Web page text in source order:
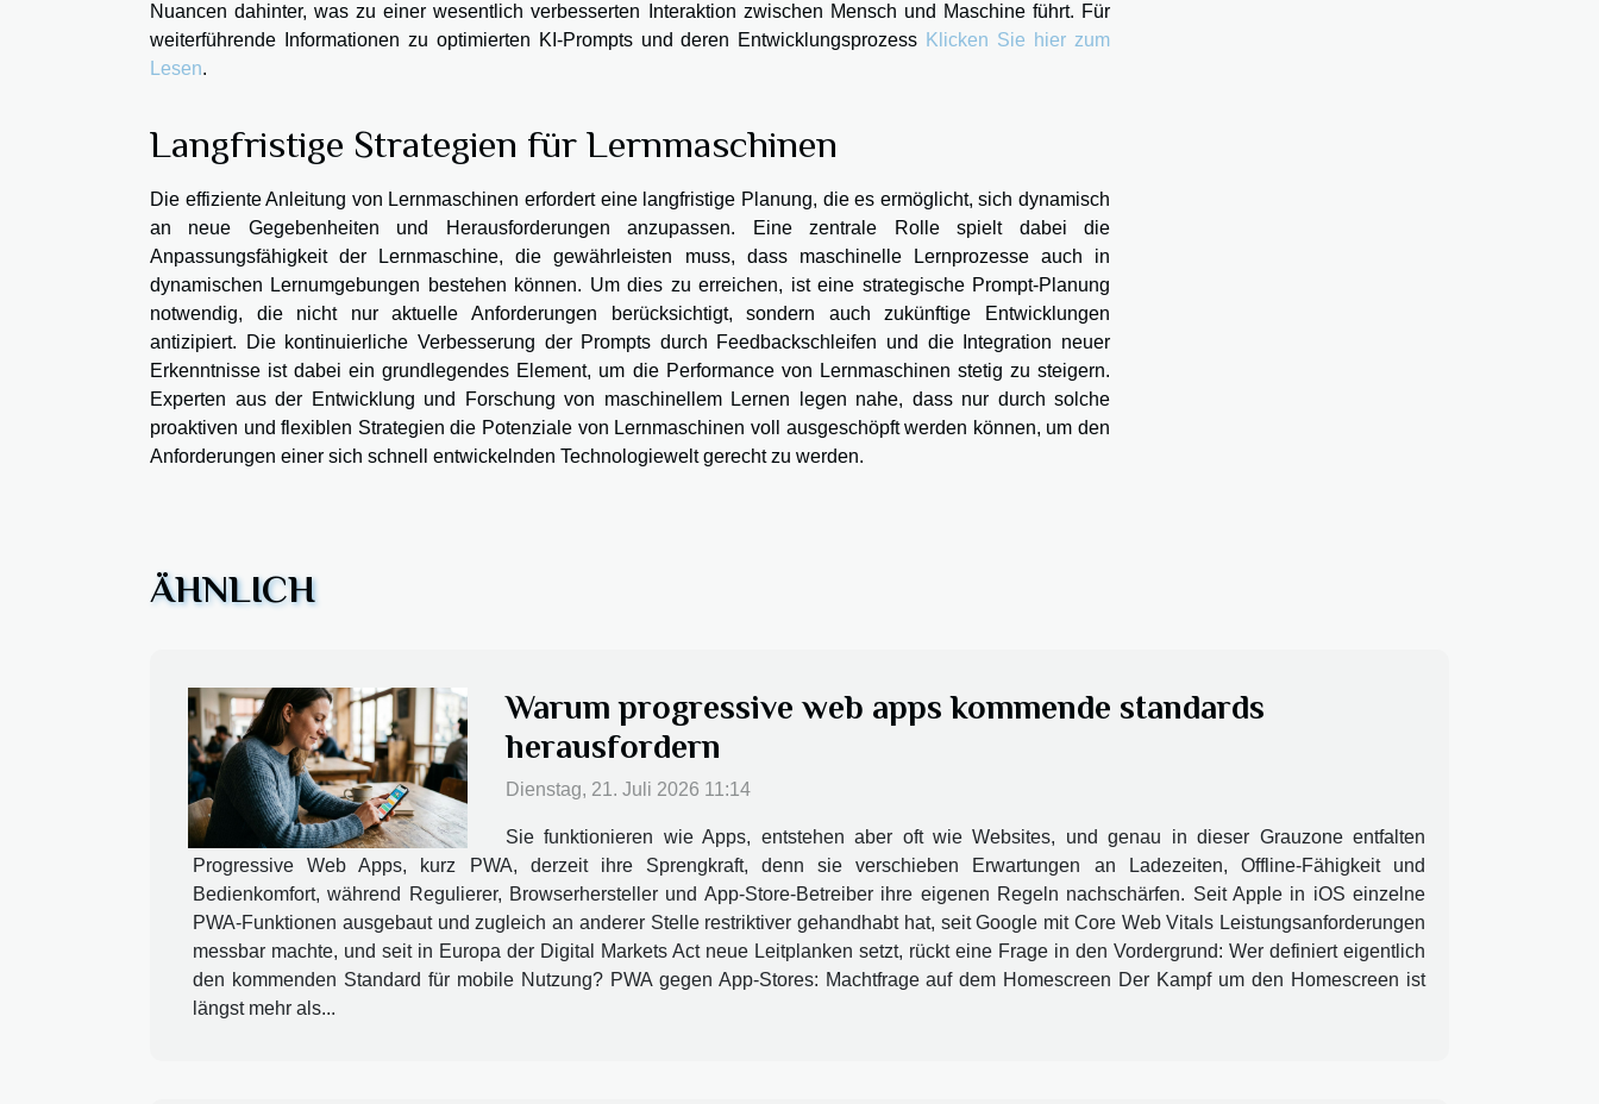
Nuancen dahinter, was zu einer wesentlich verbesserten Interaktion zwischen Mensch und Maschine führt. Für
weiterführende Informationen zu optimierten KI-Prompts und deren Entwicklungsprozess Klicken Sie hier zum
Lesen.
Langfristige Strategien für Lernmaschinen
Die effiziente Anleitung von Lernmaschinen erfordert eine langfristige Planung, die es ermöglicht, sich dynamisch
an neue Gegebenheiten und Herausforderungen anzupassen. Eine zentrale Rolle spielt dabei die
Anpassungsfähigkeit der Lernmaschine, die gewährleisten muss, dass maschinelle Lernprozesse auch in
dynamischen Lernumgebungen bestehen können. Um dies zu erreichen, ist eine strategische Prompt-Planung
notwendig, die nicht nur aktuelle Anforderungen berücksichtigt, sondern auch zukünftige Entwicklungen
antizipiert. Die kontinuierliche Verbesserung der Prompts durch Feedbackschleifen und die Integration neuer
Erkenntnisse ist dabei ein grundlegendes Element, um die Performance von Lernmaschinen stetig zu steigern.
Experten aus der Entwicklung und Forschung von maschinellem Lernen legen nahe, dass nur durch solche
proaktiven und flexiblen Strategien die Potenziale von Lernmaschinen voll ausgeschöpft werden können, um den
Anforderungen einer sich schnell entwickelnden Technologiewelt gerecht zu werden.
ÄHNLICH
Warum progressive web apps kommende standards
herausfordern
Dienstag, 21. Juli 2026 11:14
Sie funktionieren wie Apps, entstehen aber oft wie Websites, und genau in dieser Grauzone entfalten
Progressive Web Apps, kurz PWA, derzeit ihre Sprengkraft, denn sie verschieben Erwartungen an Ladezeiten, Offline-Fähigkeit und
Bedienkomfort, während Regulierer, Browserhersteller und App-Store-Betreiber ihre eigenen Regeln nachschärfen. Seit Apple in iOS einzelne
PWA-Funktionen ausgebaut und zugleich an anderer Stelle restriktiver gehandhabt hat, seit Google mit Core Web Vitals Leistungsanforderungen
messbar machte, und seit in Europa der Digital Markets Act neue Leitplanken setzt, rückt eine Frage in den Vordergrund: Wer definiert eigentlich
den kommenden Standard für mobile Nutzung? PWA gegen App-Stores: Machtfrage auf dem Homescreen Der Kampf um den Homescreen ist
längst mehr als...